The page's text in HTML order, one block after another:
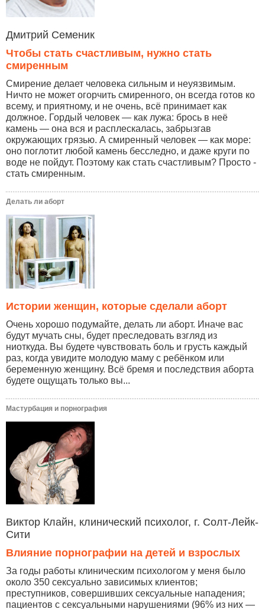
Дмитрий Семеник
Чтобы стать счастливым, нужно стать
смиренным
Смирение делает человека сильным и неуязвимым.
Ничто не может огорчить смиренного, он всегда готов ко
всему, и приятному, и не очень, всё принимает как
должное. Гордый человек — как лужа: брось в неё
камень — она вся и расплескалась, забрызгав
окружающих грязью. А смиренный человек — как море:
оно поглотит любой камень бесследно, и даже круги по
воде не пойдут. Поэтому как стать счастливым? Просто -
стать смиренным.
Делать ли аборт
Истории женщин, которые сделали аборт
Очень хорошо подумайте, делать ли аборт. Иначе вас
будут мучать сны, будет преследовать взгляд из
ниоткуда. Вы будете чувствовать боль и грусть каждый
раз, когда увидите молодую маму с ребёнком или
беременную женщину. Всё бремя и последствия аборта
будете ощущать только вы...
Мастурбация и порнография
Виктор Клайн, клинический психолог, г. Солт-Лейк-
Сити
Влияние порнографии на детей и взрослых
За годы работы клиническим психологом у меня было
около 350 сексуально зависимых клиентов;
преступников, совершивших сексуальные нападения;
пациентов с сексуальными нарушениями (96% из них —